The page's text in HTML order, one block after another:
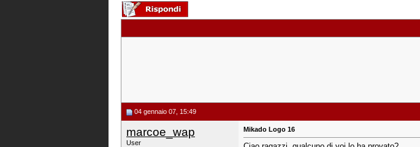
04 gennaio 07, 15:49
marcoe_wap
User
Mikado Logo 16